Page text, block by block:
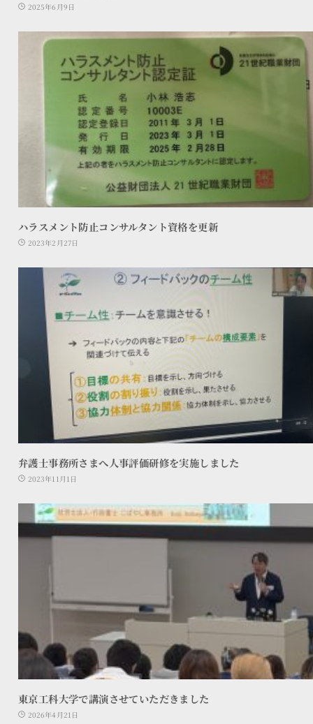
2025年6月9日
ハラスメント防止コンサルタント資格を更新
2023年2月27日
弁護士事務所さまへ人事評価研修を実施しました
2023年11月1日
東京工科大学で講演させていただきました
2026年4月21日